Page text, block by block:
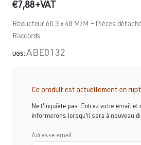
€7,88+VAT
Réducteur 60.3 x 48 M/M – Piéces
Raccords
UGS :ABE0132
Ce produit est actuellement en
Ne t'inquiète pas! Entrez votre email et
informerons lorsqu'il sera à nouveau
Adresse email